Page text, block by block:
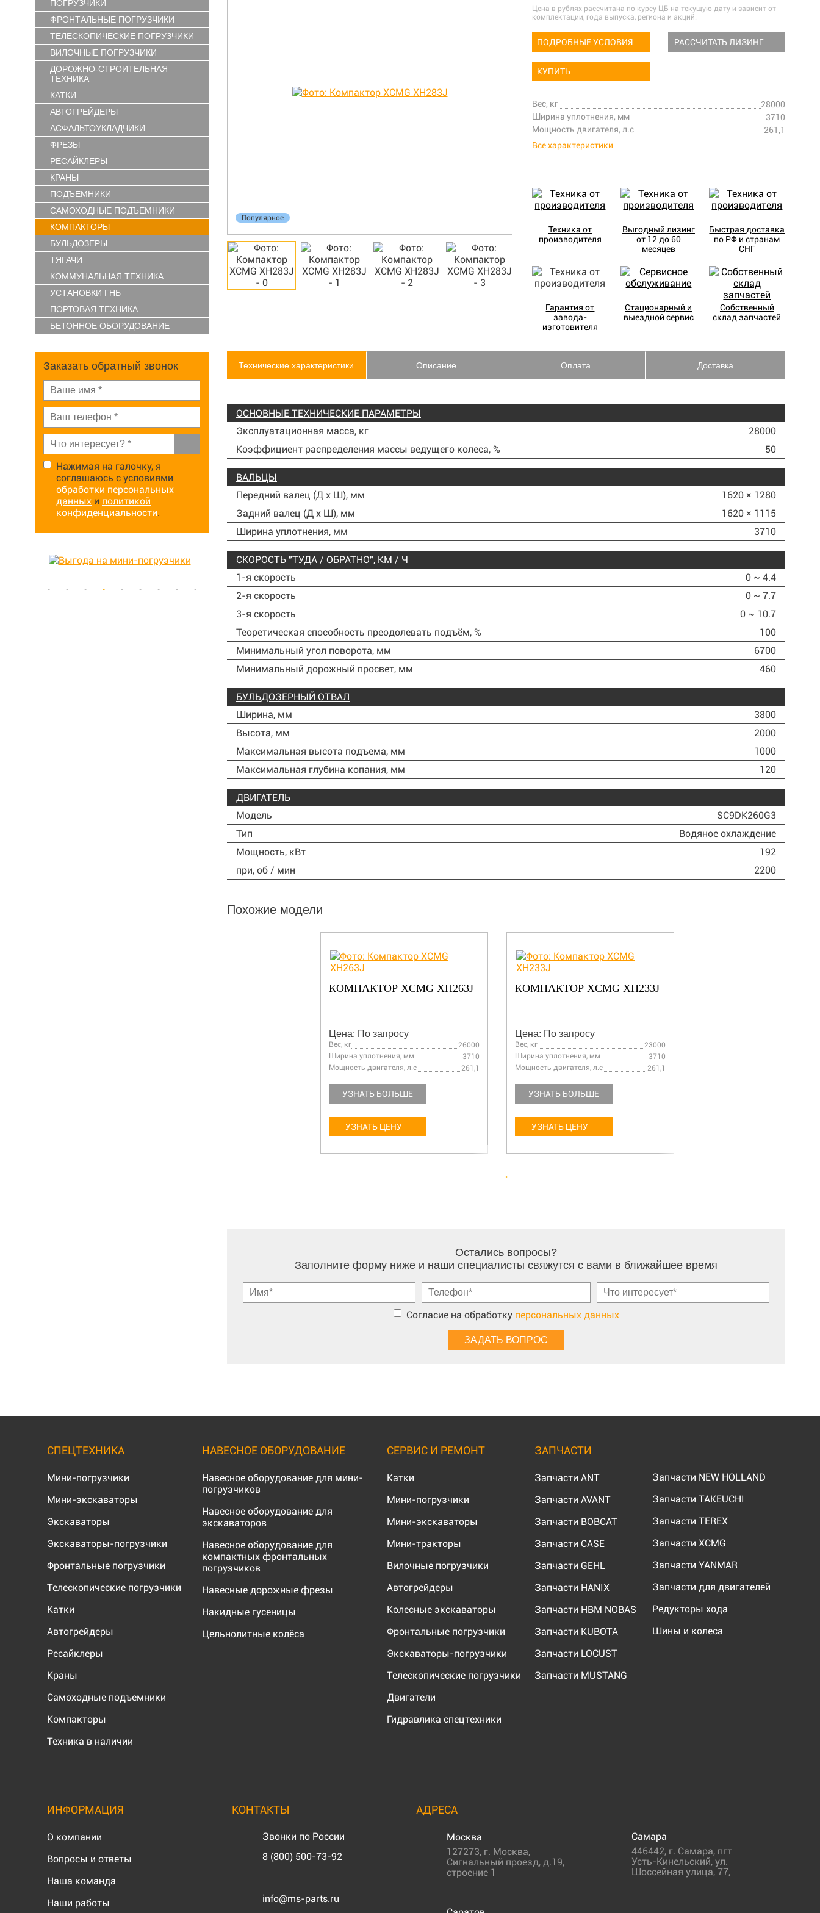
ПОГРУЗЧИКИ
ФРОНТАЛЬНЫЕ ПОГРУЗЧИКИ
ТЕЛЕСКОПИЧЕСКИЕ ПОГРУЗЧИКИ
ВИЛОЧНЫЕ ПОГРУЗЧИКИ
ДОРОЖНО-СТРОИТЕЛЬНАЯ
ТЕХНИКА
КАТКИ
АВТОГРЕЙДЕРЫ
АСФАЛЬТОУКЛАДЧИКИ
ФРЕЗЫ
РЕСАЙКЛЕРЫ
КРАНЫ
ПОДЪЕМНИКИ
САМОХОДНЫЕ ПОДЪЕМНИКИ
КОМПАКТОРЫ
БУЛЬДОЗЕРЫ
ТЯГАЧИ
КОММУНАЛЬНАЯ ТЕХНИКА
УСТАНОВКИ ГНБ
ПОРТОВАЯ ТЕХНИКА
БЕТОННОЕ ОБОРУДОВАНИЕ
Заказать обратный звонок
Нажимая на галочку, я
соглашаюсь с условиями
обработки персональных
данных и политикой
конфиденциальности.
Популярное
Цена в рублях рассчитана по курсу ЦБ на текущую дату и зависит от
комплектации, года выпуска, региона и акций.
ПОДРОБНЫЕ УСЛОВИЯ РАССЧИТАТЬ ЛИЗИНГ
КУПИТЬ
Вес, кг
28000
Ширина уплотнения, мм
3710
Мощность двигателя, л.с
261,1
Все характеристики
Техника от
производителя
Выгодный лизинг
от 12 до 60
месяцев
Быстрая доставка
по РФ и странам
СНГ
Гарантия от
завода-
изготовителя
Стационарный и
выездной сервис
Собственный
склад запчастей
Технические характеристики Описание Оплата Доставка
ОСНОВНЫЕ ТЕХНИЧЕСКИЕ ПАРАМЕТРЫ
Эксплуатационная масса, кг
28000
Коэффициент распределения массы ведущего колеса, %
50
ВАЛЬЦЫ
Передний валец (Д х Ш), мм
1620 × 1280
Задний валец (Д х Ш), мм
1620 × 1115
Ширина уплотнения, мм
3710
СКОРОСТЬ "ТУДА / ОБРАТНО", КМ / Ч
1-я скорость
0 ~ 4.4
2-я скорость
0 ~ 7.7
3-я скорость
0 ~ 10.7
Теоретическая способность преодолевать подъём, %
100
Минимальный угол поворота, мм
6700
Минимальный дорожный просвет, мм
460
БУЛЬДОЗЕРНЫЙ ОТВАЛ
Ширина, мм
3800
Высота, мм
2000
Максимальная высота подъема, мм
1000
Максимальная глубина копания, мм
120
ДВИГАТЕЛЬ
Модель
SC9DK260G3
Тип
Водяное охлаждение
Мощность, кВт
192
при, об / мин
2200
Похожие модели
КОМПАКТОР XCMG XH263J
Цена: По запросу
Вес, кг
26000
Ширина уплотнения, мм
3710
Мощность двигателя, л.с
261,1
УЗНАТЬ БОЛЬШЕ
УЗНАТЬ ЦЕНУ
КОМПАКТОР XCMG XH233J
Цена: По запросу
Вес, кг
23000
Ширина уплотнения, мм
3710
Мощность двигателя, л.с
261,1
УЗНАТЬ БОЛЬШЕ
УЗНАТЬ ЦЕНУ
Остались вопросы?
Заполните форму ниже и наши специалисты свяжутся с вами в ближайшее время
Согласие на обработку персональных данных
СПЕЦТЕХНИКА
Мини-погрузчики
Мини-экскаваторы
Экскаваторы
Экскаваторы-погрузчики
Фронтальные погрузчики
Телескопические погрузчики
Катки
Автогрейдеры
Ресайклеры
Краны
Самоходные подъемники
Компакторы
Техника в наличии
НАВЕСНОЕ ОБОРУДОВАНИЕ
Навесное оборудование для мини-
погрузчиков
Навесное оборудование для
экскаваторов
Навесное оборудование для
компактных фронтальных
погрузчиков
Навесные дорожные фрезы
Накидные гусеницы
Цельнолитные колёса
СЕРВИС И РЕМОНТ
Катки
Мини-погрузчики
Мини-экскаваторы
Мини-тракторы
Вилочные погрузчики
Автогрейдеры
Колесные экскаваторы
Фронтальные погрузчики
Экскаваторы-погрузчики
Телескопические погрузчики
Двигатели
Гидравлика спецтехники
ЗАПЧАСТИ
Запчасти ANT
Запчасти AVANT
Запчасти BOBCAT
Запчасти CASE
Запчасти GEHL
Запчасти HANIX
Запчасти HBM NOBAS
Запчасти KUBOTA
Запчасти LOCUST
Запчасти MUSTANG
Запчасти NEW HOLLAND
Запчасти TAKEUCHI
Запчасти TEREX
Запчасти XCMG
Запчасти YANMAR
Запчасти для двигателей
Редукторы хода
Шины и колеса
ИНФОРМАЦИЯ
О компании
Вопросы и ответы
Наша команда
Наши работы
КОНТАКТЫ
Звонки по России
8 (800) 500-73-92
info@ms-parts.ru
АДРЕСА
Москва
127273, г. Москва,
Сигнальный проезд, д.19,
строение 1
Самара
446442, г. Самара, пгт
Усть-Кинельский, ул.
Шоссейная улица, 77,